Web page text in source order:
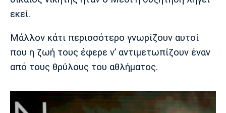
εκεί.
Μάλλον κάτι περισσότερο γνωρίζουν αυτοί
που η ζωή τους έφερε ν’ αντιμετωπίζουν έναν
από τους θρύλους του αθλήματος.